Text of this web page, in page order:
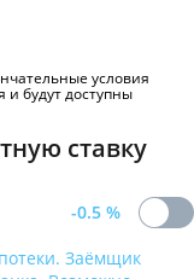
условия
и будут доступны
ставку
-0.5 %
Заёмщик